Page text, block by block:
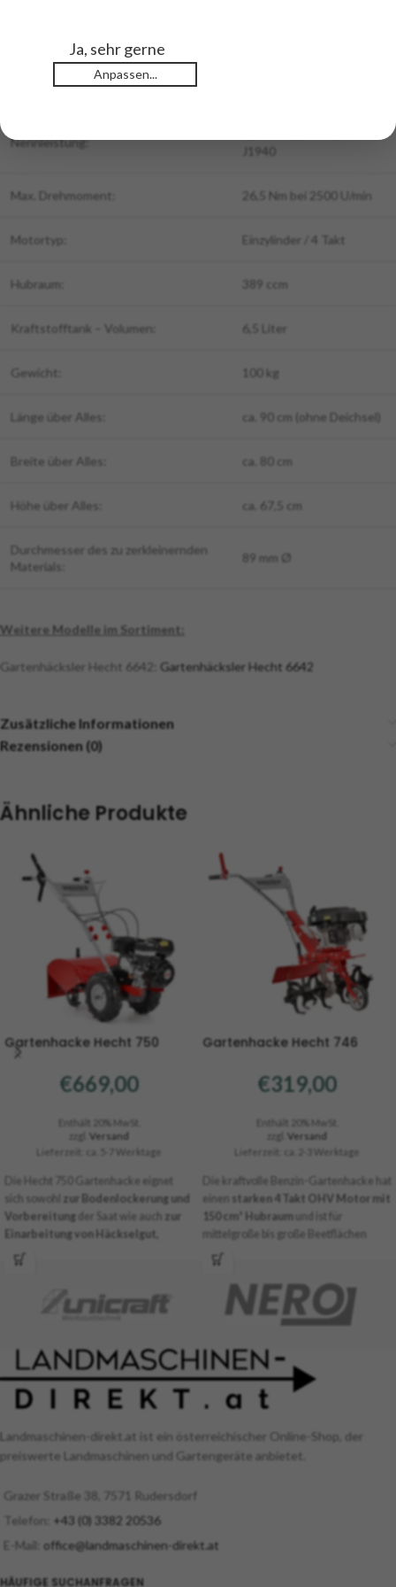
Elektro:
Nennleistung:
Max. Drehmoment: 26,5 Nm bei 2500 U/min
Motortyp: Einzylinder / 4 Takt
Hubraum: 389 ccm
Kraftstofftank – Volumen: 6,5 Liter
Gewicht: 100 kg
Länge über Alles: ca. 90 cm (ohne Deichsel)
Breite über Alles: ca. 80 cm
Höhe über Alles: ca. 67,5 cm
Durchmesser des zu zerkleinernden
Materials:
89 mm Ø
Weitere Modelle im Sortiment:
Gartenhäcksler Hecht 6642: Gartenhäcksler Hecht 6642
Zusätzliche Informationen
Rezensionen (0)
Ähnliche Produkte
Gartenhacke Hecht 750
€669,00
Enthält 20% MwSt.
zzgl. Versand
Lieferzeit: ca. 5-7 Werktage
Die Hecht 750 Gartenhacke eignet
sich sowohl
zur Bodenlockerung und
Vorbereitung der Saat wie auch zur
Einarbeitung von Häckselgut,
Humusdünger oder Torf
Hackmesser mit einem
Gartenhacke Hecht 746
€319,00
Enthält 20% MwSt.
zzgl. Versand
Lieferzeit: ca. 2-3 Werktage
Die kraftvolle Benzin-Gartenhacke
hat
einen
starken 4 Takt OHV Motor mit
150 cm³ Hubraum und ist für
mittelgroße bis große Beetflächen
geeignet. Die
mit 145 Umdrehungen pro Minute
graben sich tief durch das Erdreich. Je
nach Größe und Form der Fläche kann
Landmaschinen-direkt.at ist ein österreichischer Online-Shop, der
preiswerte Landmaschinen und Gartengeräte anbietet.
Grazer Straße 38, 7571 Rudersdorf
Telefon:
+43 (0) 3382 20536
E-Mail: office@landmaschinen-direkt.at
HÄUFIGE SUCHANFRAGEN
Ja, sehr gerne
Anpassen...